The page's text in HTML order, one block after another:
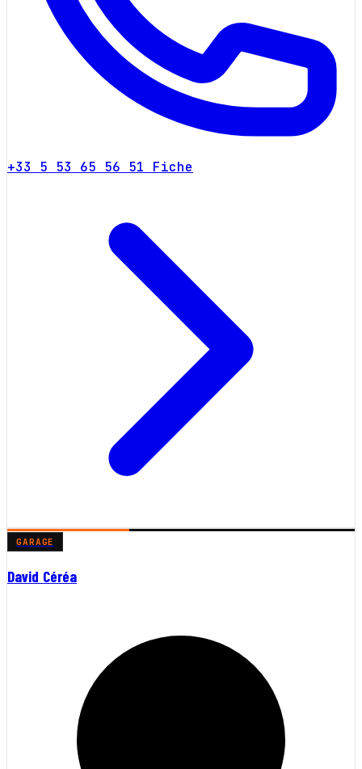
+33 5 53 65 56 51 Fiche
GARAGE
David Céréa